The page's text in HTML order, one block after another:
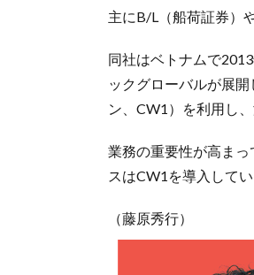
主にB/L（船荷証券）
同社はベトナムで
ックグローバルが展
ン、CW1）を利用し
業務の重要性が高ま
スはCW1を導入して
（藤原秀行）